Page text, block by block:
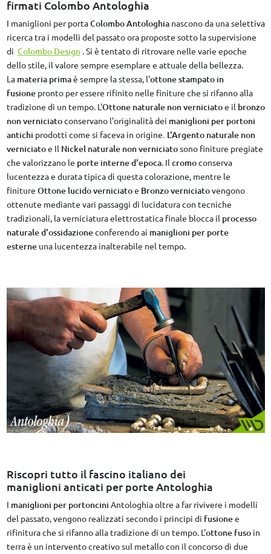
firmati Colombo Antologhia
I maniglioni per portaColomboAntologhianascono da una selettiva
ricerca tra i modelli del passato ora proposte sotto la supervisione
di Colombo Design . Si è tentato di ritrovare nelle varie epoche
dello stile, il valore sempre esemplare e attuale della bellezza.
La materia primaè sempre la stessa, l'ottone stampato in
fusionepronto per essere rifinito nelle finiture che si rifanno alla
tradizione di un tempo. L'Ottone naturale non verniciatoe il bronzo
non verniciatoconservano l'originalità dei maniglioni per portoni
antichi prodotti come si faceva in origine . L'Argento naturale non
verniciatoe Il Nickel naturale non verniciatosono finiture pregiate
che valorizzano le porte interne d'epoca. Il cromoconserva
lucentezza e durata tipica di questa colorazione, mentre le
finiture Ottone lucido verniciatoe Bronzo verniciatovengono
ottenute mediante vari passaggi di lucidatura con tecniche
tradizionali, la verniciatura elettrostatica finale blocca il processo
naturale d'ossidazioneconferendo ai maniglioni per porte
esterneuna lucentezza inalterabile nel tempo.
Riscopri tutto il fascino italiano dei
maniglioni anticati per porte Antologhia
I maniglioni per portoncini Antologhia oltre a far rivivere i modelli
del passato, vengono realizzati secondo i principi di fusionee
rifinitura che si rifanno alla tradizione di un tempo. L'ottone fusoin
terra è un intervento creativo sul metallo con il concorso di due